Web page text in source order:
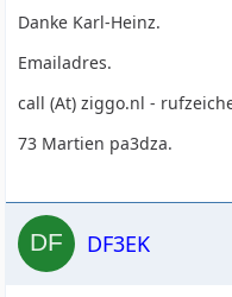
Danke Karl-Heinz.
Emailadres.
call (At) ziggo.nl -
73 Martien pa3dza.
DF3EK